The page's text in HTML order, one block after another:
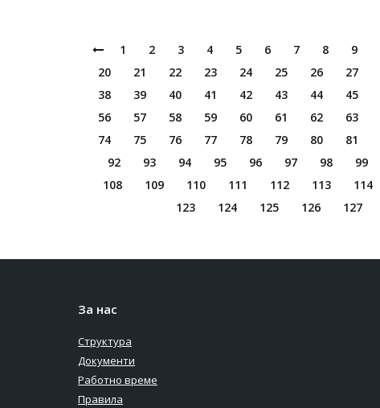
1 2 3 4 5 6 7 8 9
20
21 22 23 24 25 26 27
38
39 40 41 42 43 44 45
56
57 58 59 60 61 62 63
74
75 76 77 78 79 80 81
92
93 94 95 96 97 98 99
108
109 110 111 112 113 114
123
124 125 126 127
За нас
Структура
Документи
Работно време
Правила